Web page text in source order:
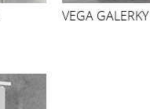
VEGA GALERKY